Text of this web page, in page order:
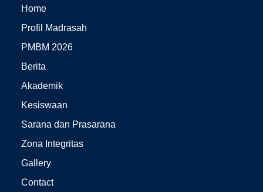
Home
Profil Madrasah
PMBM 2026
Berita
Akademik
Kesiswaan
Sarana dan Prasarana
Zona Integritas
Gallery
Contact